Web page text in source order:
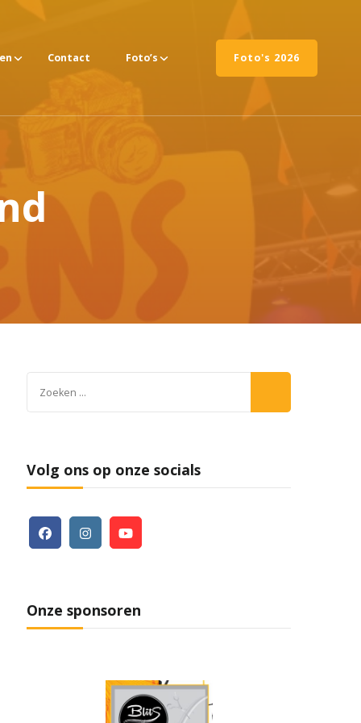
Contact Foto’s Foto's 2026
Volg ons op onze socials
Onze sponsoren